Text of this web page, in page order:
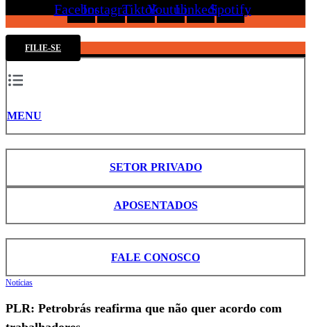
FacebookInstagramTiktokYoutubeLinkedinSpotify
FILIE-SE
MENU
SETOR PRIVADO
APOSENTADOS
FALE CONOSCO
Notícias
PLR: Petrobrás reafirma que não quer acordo com